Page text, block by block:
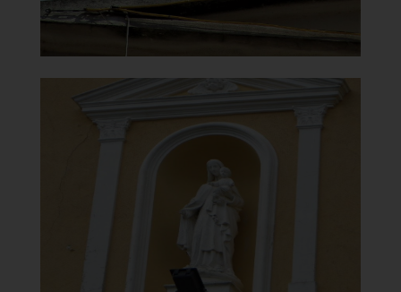
Chiesa della Vergine del
Carmelo
Statua sopra il portale
Clicca per ingrandire